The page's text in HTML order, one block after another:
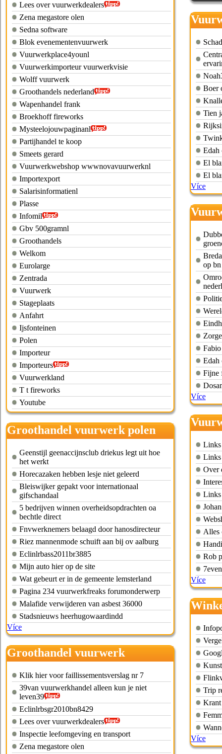
Lees over vuurwerkdealers
Zena megastore olen
Sedna software
Blok evenementenvuurwerk
Vuurwerkplace4younl
Vuurwerkimporteur vuurwerkvisie
Wolff vuurwerk
Groothandels nederland
Wapenhandel frank
Broekhoff fireworks
Mysteelojouwpaginanl
Partijhandel te koop
Smeets gerard
Vuurwerkwebshop wwwnovavuurwerknl
Importexport
Salarisinformatienl
Plasse
Infomil
Gbv 500gramnl
Groothandels
Welkom
Eurolarge
Zentrada
Vuurwerk
Stageplaats
Anfahrt
Ijsfonteinen
Polen
Importeur
Importeurs
Vuurwerkland
T t fireworks
Youtube
Groothandel vuurwerk polen
Geenstijl geenaccijnsclub driekus legt uit hoe
het werkt
Horecazaken hebben lesje niet geleerd
Bleiswijker gepakt voor internationaal
gifschandaal
5 bedrijven winnen overheidsopdrachten oa
bechtle direct
Fnvwerknemers belaagd door hanosdirecteur
Riez mannenmode schuift aan bij ov aalburg
Eclinlrbass2011br3885
Mijn auto hier op de site
Wat gebeurt er in de gemeente lemsterland
Pagina 234 vuurwerkfreaks forumonderwerp
Malafide verwijderen van asbest 36000
Stadsnieuws heerhugowaardindd
Více
Groothandel vuurwerk
nederland
Klik hier voor faillissementsverslag nr 7
39van vuurwerkhandel alleen kun je niet
leven39
Eclinlrbsgr2010bn8429
Lees over vuurwerkdealers
Inspectie leefomgeving en transport
Zena megastore olen
Boer
Tien
Edah
El
El
Více
op bn
Edah
Fijne
Více
Links
Links
Over
Links
Alles
Rob
Více
Trip
Krant
Více